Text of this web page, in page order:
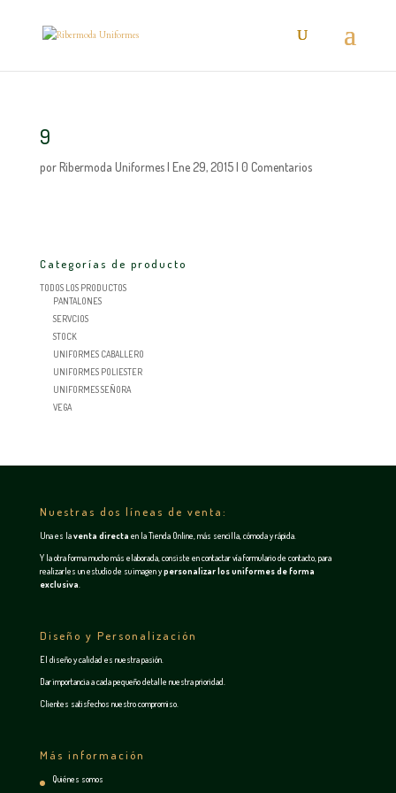
9
porRibermoda Uniformes| Ene 29, 2015| 0 Comentarios
Categorías de producto
TODOS LOS PRODUCTOS
PANTALONES
SERVCIOS
STOCK
UNIFORMES CABALLERO
UNIFORMES POLIESTER
UNIFORMES SEÑORA
VEGA
Nuestras dos líneas de venta:
Una es laventa directa en laTienda Online , más sencilla, cómoda y rápida.
Y la otra forma mucho más elaborada, consiste en contactar víaformulario de contacto, para
realizarles un estudio de su imagen ypersonalizar los uniformes de forma
exclusiva
Diseño y Personalización
El diseño y calidad es nuestra pasión.
Dar importancia a cada pequeño detalle nuestra prioridad.
Clientes satisfechos nuestro compromiso.
Más información
Quiénes somos